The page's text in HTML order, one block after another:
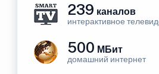
239 каналов
интерактивное
500 МБит
домашний интернет